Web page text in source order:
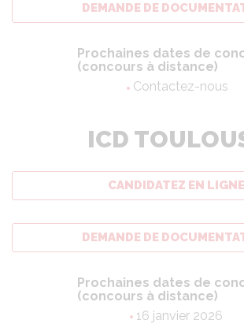
DEMANDE DE
Prochaines dates de
(concours à distance)
Contactez-nous
ICD
CANDIDATEZ EN LIGNE
DEMANDE DE
Prochaines dates de
(concours à distance)
16 janvier 2026